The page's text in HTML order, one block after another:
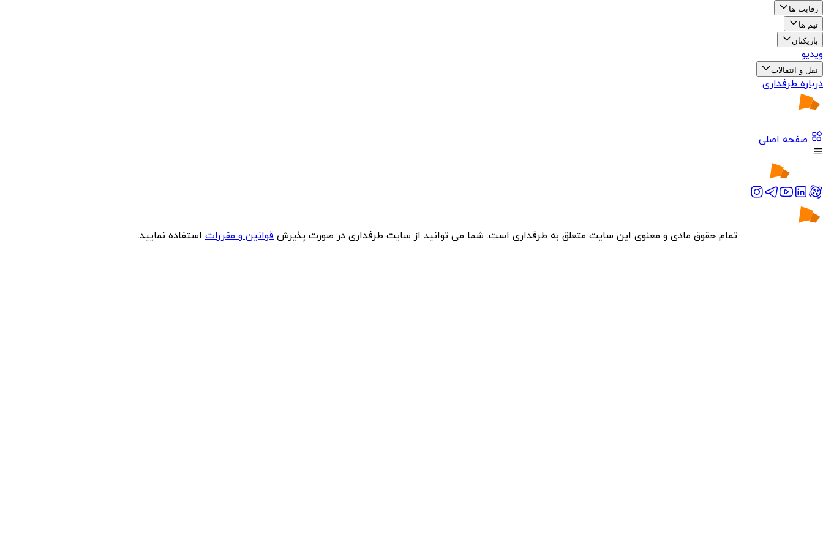
رقابت ها
تیم ها
بازیکنان
ویدیو
نقل و انتقالات
درباره طرفداری
صفحه اصلی
تمام حقوق مادی و معنوی این سایت متعلق به طرفداری است. شما می توانید از سایت طرفداری در صورت پذیرش قوانین و مقررات استفاده نمایید.